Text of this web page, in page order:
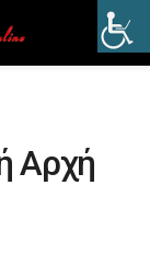
Αρχή